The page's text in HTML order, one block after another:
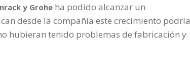
y Grohe ha podido alcanzar un
desde la compañía este crecimiento podría
hubieran tenido problemas de fabricación y